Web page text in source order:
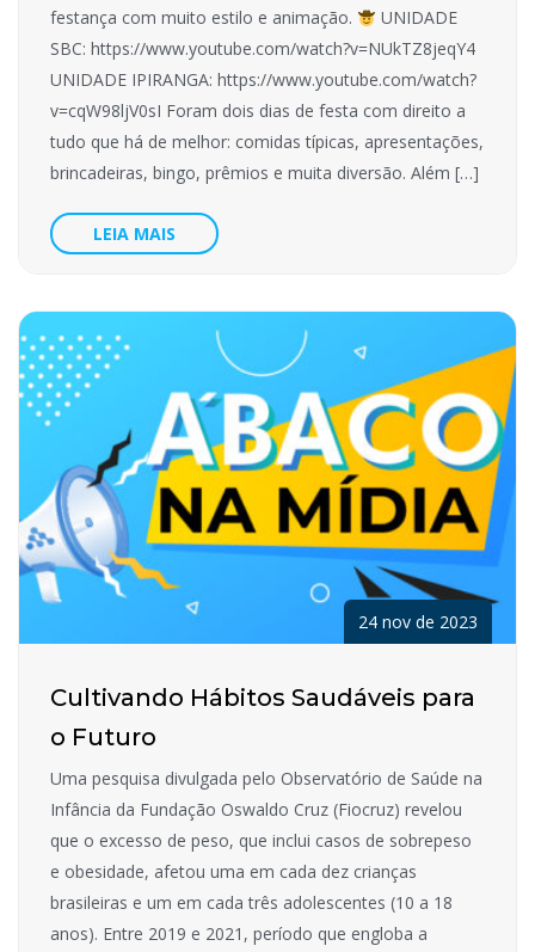
festança com muito estilo e animação.
UNIDADE
SBC: https://www.youtube.com/watch?v=NUkTZ8jeqY4
UNIDADE IPIRANGA: https://www.youtube.com/watch?
v=cqW98ljV0sI Foram dois dias de festa com direito a
tudo que há de melhor: comidas típicas, apresentações,
brincadeiras, bingo, prêmios e muita diversão. Além […]
LEIA MAIS
24 nov de 2023
Cultivando Hábitos Saudáveis para
o Futuro
Uma pesquisa divulgada pelo Observatório de Saúde na
Infância da Fundação Oswaldo Cruz (Fiocruz) revelou
que o excesso de peso, que inclui casos de sobrepeso
e obesidade, afetou uma em cada dez crianças
brasileiras e um em cada três adolescentes (10 a 18
anos). Entre 2019 e 2021, período que engloba a